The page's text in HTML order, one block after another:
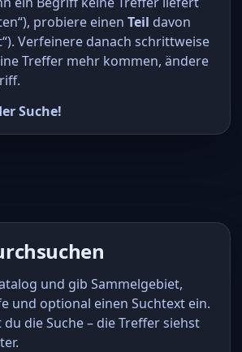
probiere einen Teil davon
Verfeinere danach schrittweise
Treffer mehr kommen, ändere
Suche!
und gib Sammelgebiet,
und optional einen Suchtext ein.
die Suche – die Treffer siehst